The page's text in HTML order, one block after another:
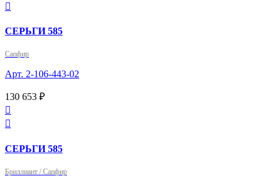

СЕРЬГИ 585
Сапфир
Арт. 2-106-443-02
130 653 ₽


СЕРЬГИ 585
Бриллиант / Сапфир